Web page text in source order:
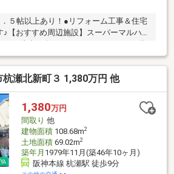
５帖以上あり！●リフォーム工事＆住宅
【おすすめ周辺施設】スーパーマルハチ
まで徒歩７分／ココカラファインまで徒
徒歩８分■旧法賃借権／借地料：３
分けて徴収／新借地料検討中／承諾料：
９０店舗以上のFUKUYAネットワークで
を買うとき・売るときは福屋不動産販
い！お客様からのお問い合わせをスタッ
す！フリーダイヤル：０１２０－２７－
瀬北新町３ 1,380万円 他
1,380万円
間取り 他
建物面積108.68m2
土地面積69.02m2
築年月 1979年11月(築46年10ヶ月)
阪神本線 杭瀬駅 徒歩9分